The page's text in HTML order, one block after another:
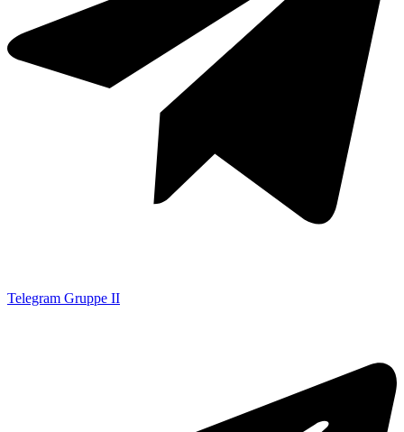
Telegram Gruppe II